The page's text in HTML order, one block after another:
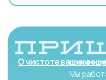
О чистоте ваших
Мы